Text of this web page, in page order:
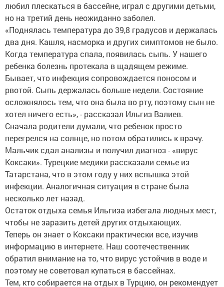
любил плескаться в бассейне, играл с другими детьми,
но на третий день неожиданно заболел.
«Поднялась температура до 39,8 градусов и держалась
два дня. Кашля, насморка и других симптомов не было.
Когда температура спала, появилась сыпь. У нашего
ребенка болезнь протекала в щадящем режиме.
Бывает, что инфекция сопровождается поносом и
рвотой. Сыпь держалась больше недели. Состояние
осложнялось тем, что она была во рту, поэтому сын не
хотел ничего есть», - рассказал Ильгиз Валиев.
Сначала родители думали, что ребенок просто
перегрелся на солнце, но потом обратились к врачу.
Мальчик сдал анализы и получил диагноз - «вирус
Коксаки». Турецкие медики рассказали семье из
Татарстана, что в этом году у них вспышка этой
инфекции. Аналогичная ситуация в стране была
несколько лет назад.
Остаток отдыха семья Ильгиза избегала людных мест,
чтобы не заразить детей других отдыхающих.
Теперь он знает о Коксаки практически все, изучив
информацию в интернете. Наш соотечественник
обратил внимание на то, что вирус устойчив в воде и
поэтому не советовал купаться в бассейнах.
Тем, кто собирается на отдых в Турцию, он рекомендует